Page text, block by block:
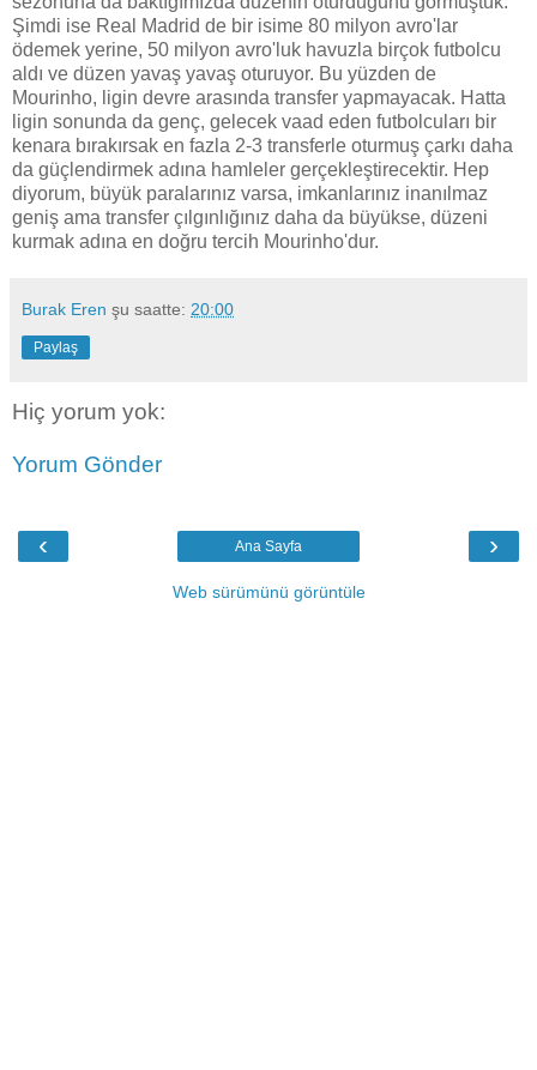
Şimdi ise Real Madrid de bir isime 80 milyon avro'lar
ödemek yerine, 50 milyon avro'luk havuzla birçok futbolcu
aldı ve düzen yavaş yavaş oturuyor. Bu yüzden de
Mourinho, ligin devre arasında transfer yapmayacak. Hatta
ligin sonunda da genç, gelecek vaad eden futbolcuları bir
kenara bırakırsak en fazla 2-3 transferle oturmuş çarkı daha
da güçlendirmek adına hamleler gerçekleştirecektir. Hep
diyorum, büyük paralarınız varsa, imkanlarınız inanılmaz
geniş ama transfer çılgınlığınız daha da büyükse, düzeni
kurmak adına en doğru tercih Mourinho'dur.
Burak Eren şu saatte: 20:00
Paylaş
Hiç yorum yok:
Yorum Gönder
‹ ›
Ana Sayfa
Web sürümünü görüntüle